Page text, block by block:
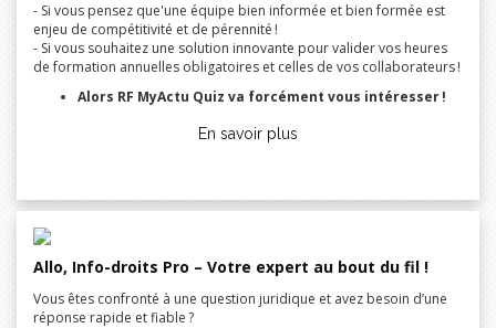
- Si vous pensez que'une équipe bien informée et bien formée est
enjeu de compétitivité et de pérennité !
- Si vous souhaitez une solution innovante pour valider vos heures
de formation annuelles obligatoires et celles de vos collaborateurs !
Alors RF MyActu Quiz va forcément vous intéresser !
En savoir plus
Allo, Info-droits Pro – Votre expert au bout du fil !
Vous êtes confronté à une question juridique et avez besoin d’une
réponse rapide et fiable ?